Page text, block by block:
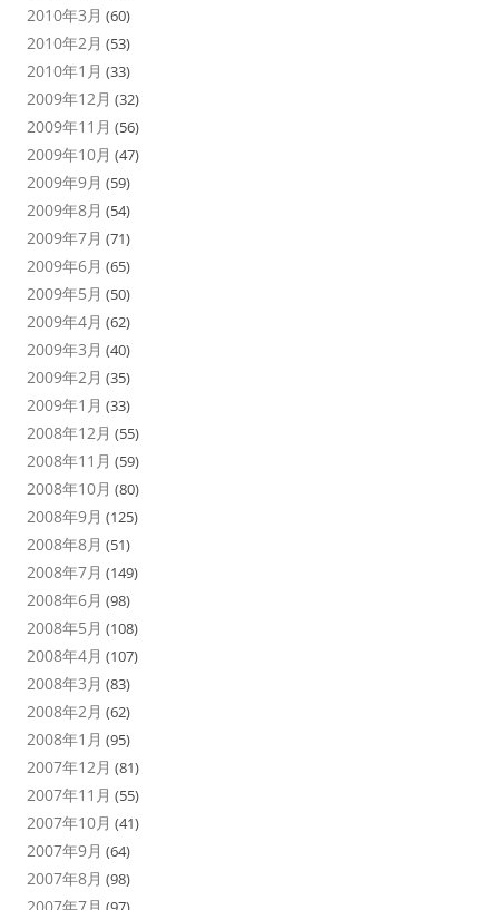
2010年3月 (60)
2010年2月 (53)
2010年1月 (33)
2009年12月 (32)
2009年11月 (56)
2009年10月 (47)
2009年9月 (59)
2009年8月 (54)
2009年7月 (71)
2009年6月 (65)
2009年5月 (50)
2009年4月 (62)
2009年3月 (40)
2009年2月 (35)
2009年1月 (33)
2008年12月 (55)
2008年11月 (59)
2008年10月 (80)
2008年9月 (125)
2008年8月 (51)
2008年7月 (149)
2008年6月 (98)
2008年5月 (108)
2008年4月 (107)
2008年3月 (83)
2008年2月 (62)
2008年1月 (95)
2007年12月 (81)
2007年11月 (55)
2007年10月 (41)
2007年9月 (64)
2007年8月 (98)